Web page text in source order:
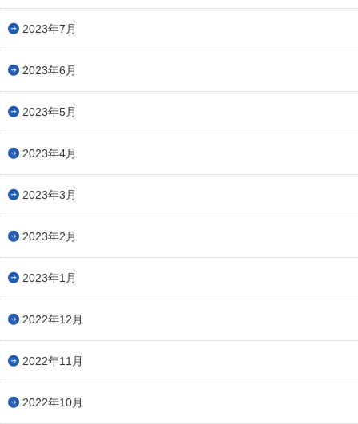
2023年7月
2023年6月
2023年5月
2023年4月
2023年3月
2023年2月
2023年1月
2022年12月
2022年11月
2022年10月